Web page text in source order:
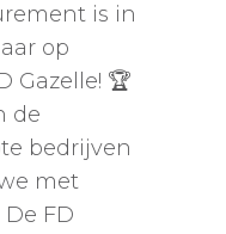
is in
op
Gazelle! 🏆
de
bedrijven
met
FD